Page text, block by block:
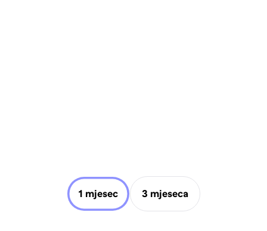
1 mjesec 3 mjeseca